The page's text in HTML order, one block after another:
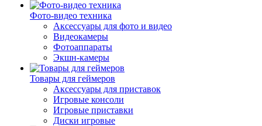
Фото-видео техника
Аксессуары для фото и видео
Видеокамеры
Фотоаппараты
Экшн-камеры
Товары для геймеров
Аксессуары для приставок
Игровые консоли
Игровые приставки
Диски игровые